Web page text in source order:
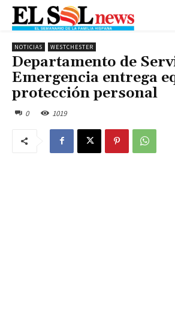
NOTICIAS WESTCHESTER
Departamento de
Emergencia entrega
protección personal
0 1019